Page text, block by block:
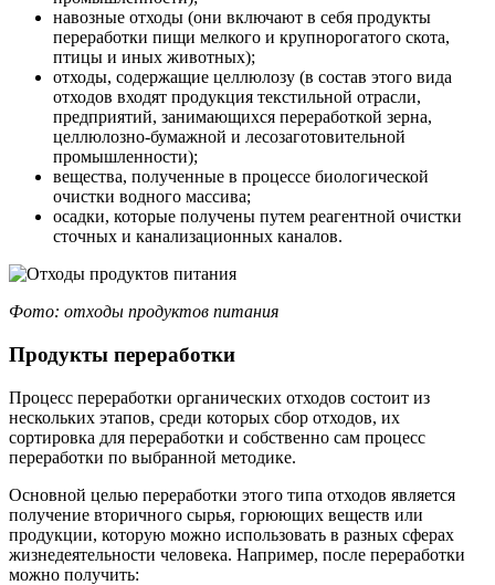
навозные отходы (они включают в себя продукты
переработки пищи мелкого и крупнорогатого скота,
птицы и иных животных);
отходы, содержащие целлюлозу (в состав этого вида
отходов входят продукция текстильной отрасли,
предприятий, занимающихся переработкой зерна,
целлюлозно-бумажной и лесозаготовительной
промышленности);
вещества, полученные в процессе биологической
очистки водного массива;
осадки, которые получены путем реагентной очистки
сточных и канализационных каналов.
Фото: отходы продуктов питания
Продукты переработки
Процесс переработки органических отходов состоит из
нескольких этапов, среди которых сбор отходов, их
сортировка для переработки и собственно сам процесс
переработки по выбранной методике.
Основной целью переработки этого типа отходов является
получение вторичного сырья, горюющих веществ или
продукции, которую можно использовать в разных сферах
жизнедеятельности человека. Например, после переработки
можно получить: